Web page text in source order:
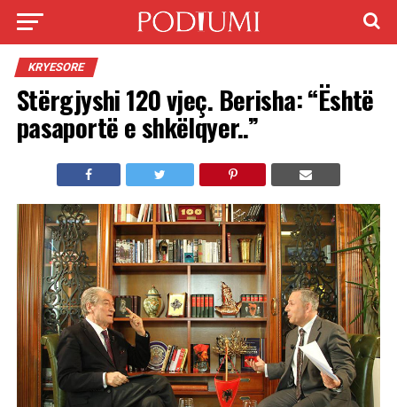
KRYESORE
Stërgjyshi 120 vjeç. Berisha: “Është
pasaportë e shkëlqyer..”